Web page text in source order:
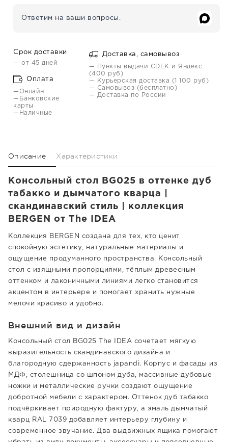
Ответим на ваши вопросы.
Срок доставки
— от 45 дней
Оплата
—Онлайн
—Банковские
карты
—Наличные
Доставка, самовывоз
— Пункты выдачи CDEK и Яндекс
(400 руб)
— Курьерская доставка (1 100 руб)
— Самовывоз (бесплатно)
— Доставка по России
Описание Характеристики
Консольный стол BG025 в оттенке дуб
табакко и дымчатого кварца |
скандинавский стиль | коллекция
BERGEN от The IDEA
Коллекция BERGEN создана для тех, кто ценит
спокойную эстетику, натуральные материалы и
ощущение продуманного пространства. Консольный
стол с изящными пропорциями, тёплым древесным
оттенком и лаконичными линиями легко становится
акцентом в интерьере и помогает хранить нужные
мелочи красиво и удобно.
Внешний вид и дизайн
Консольный стол BG025 The IDEA сочетает мягкую
выразительность скандинавского дизайна и
благородную сдержанность japandi. Корпус и фасады из
МДФ, столешница со шпоном дуба, массивные дубовые
ножки и металлические ручки создают ощущение
добротной мебели с характером. Оттенок дуб табакко
подчёркивает природную фактуру, а эмаль дымчатый
кварц RAL 7039 добавляет интерьеру глубину и
современное звучание. Два выдвижных ящика помогают